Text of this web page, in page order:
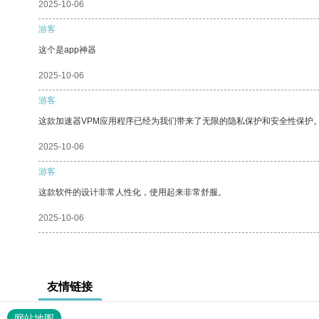
2025-10-06
游客
这个是app神器
2025-10-06
游客
这款加速器VPM应用程序已经为我们带来了无限的隐私保护和安全性保护
2025-10-06
游客
这款软件的设计非常人性化，使用起来非常舒服。
2025-10-06
友情链接